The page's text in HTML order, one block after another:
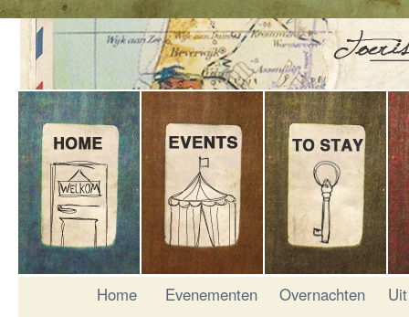
Home Evenementen Overnachten
Uit